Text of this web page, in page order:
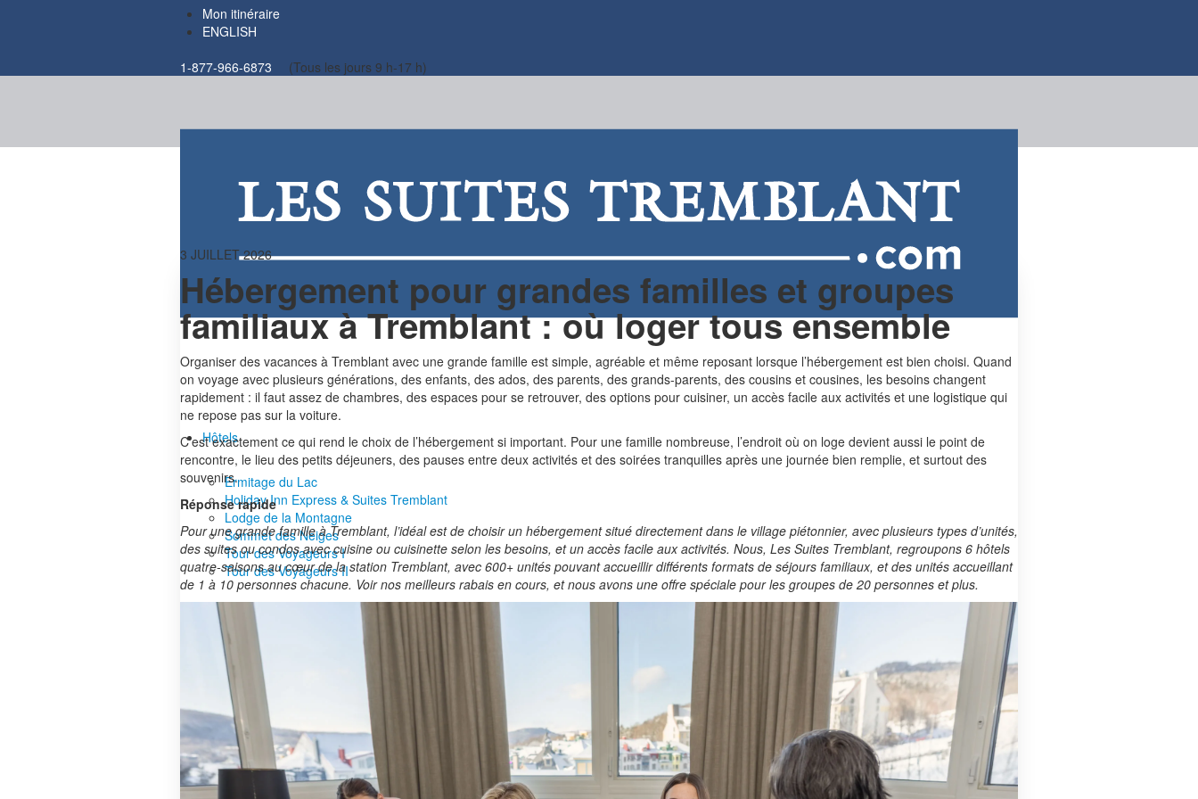
Mon itinéraire
ENGLISH
1-877-966-6873
(Tous les jours 9 h-17 h)
Hôtels
Ermitage du Lac
Holiday Inn Express & Suites Tremblant
Lodge de la Montagne
Sommet des Neiges
Tour des Voyageurs I
Tour des Voyageurs II
Offres
Nos avantages
Groupes et affaires
3 JUILLET 2026
Hébergement pour grandes familles et groupes
familiaux à Tremblant : où loger tous ensemble
Organiser des vacances à Tremblant avec une grande famille est simple, agréable et même reposant lorsque l’hébergement est bien choisi. Quand
on voyage avec plusieurs générations, des enfants, des ados, des parents, des grands-parents, des cousins et cousines, les besoins changent
rapidement : il faut assez de chambres, des espaces pour se retrouver, des options pour cuisiner, un accès facile aux activités et une logistique qui
ne repose pas sur la voiture.
C’est exactement ce qui rend le choix de l’hébergement si important. Pour une famille nombreuse, l’endroit où on loge devient aussi le point de
rencontre, le lieu des petits déjeuners, des pauses entre deux activités et des soirées tranquilles après une journée bien remplie, et surtout des
souvenirs.
Réponse rapide
Pour une grande famille à Tremblant, l’idéal est de choisir un hébergement situé directement dans le village piétonnier, avec plusieurs types d’unités,
des suites ou condos avec cuisine ou cuisinette selon les besoins, et un accès facile aux activités. Nous, Les Suites Tremblant, regroupons 6 hôtels
quatre-saisons au cœur de la station Tremblant, avec 600+ unités pouvant accueillir différents formats de séjours familiaux, et des unités accueillant
de 1 à 10 personnes chacune. Voir nos meilleurs rabais en cours, et nous avons une offre spéciale pour les groupes de 20 personnes et plus.